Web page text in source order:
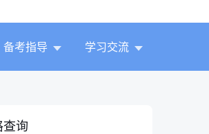
备考指导 学习交流
查询